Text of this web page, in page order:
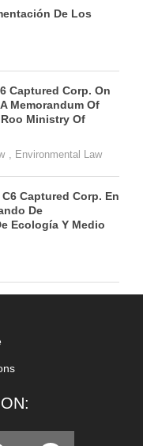
De Los
Captured Corp. On
Memorandum Of
Ministry Of
Environmental Law
Captured Corp. En
De
Ecología Y Medio